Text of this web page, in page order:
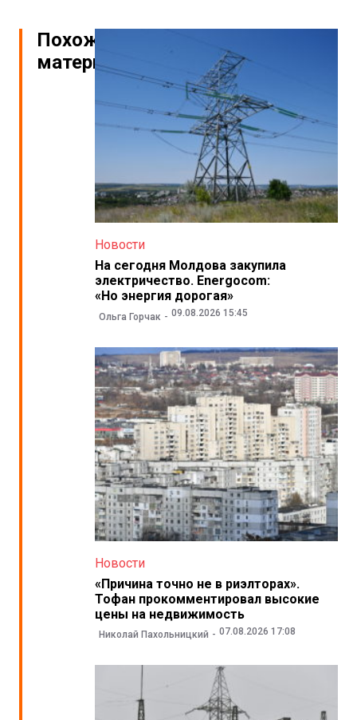
Похожие
материалы
Новости
На сегодня Молдова закупила
электричество. Energocom:
«Но энергия дорогая»
Ольга Горчак 09.08.2026 15:45
Новости
«Причина точно не в риэлторах».
Тофан прокомментировал высокие
цены на недвижимость
Николай Пахольницкий 07.08.2026 17:08